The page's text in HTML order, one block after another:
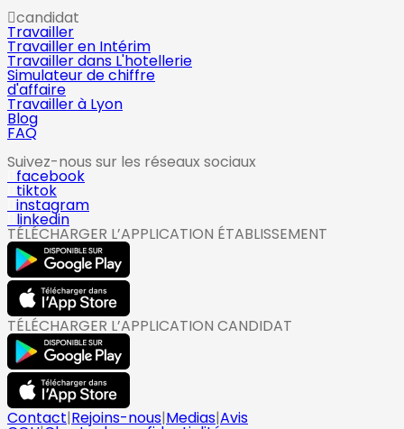
candidat
Travailler
Travailler en Intérim
Travailler dans L'hotellerie
Simulateur de chiffre
d'affaire
Travailler à Lyon
Blog
FAQ
Suivez-nous sur les réseaux sociaux
facebook
tiktok
instagram
linkedin
TÉLÉCHARGER L’APPLICATION ÉTABLISSEMENT
TÉLÉCHARGER L’APPLICATION CANDIDAT
Contact|Rejoins-nous|Medias|Avis